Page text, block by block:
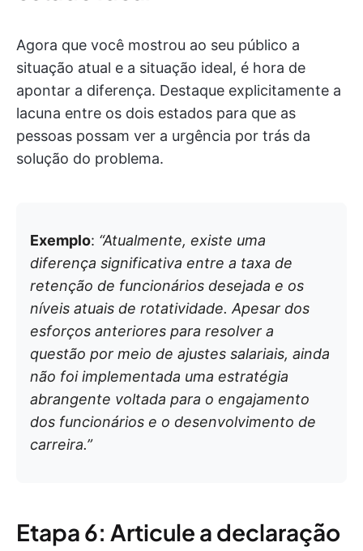
Agora que você mostrou ao seu público a
situação atual e a situação ideal, é hora de
apontar a diferença. Destaque explicitamente a
lacuna entre os dois estados para que as
pessoas possam ver a urgência por trás da
solução do problema.
Exemplo: “Atualmente, existe uma
diferença significativa entre a taxa de
retenção de funcionários desejada e os
níveis atuais de rotatividade. Apesar dos
esforços anteriores para resolver a
questão por meio de ajustes salariais, ainda
não foi implementada uma estratégia
abrangente voltada para o engajamento
dos funcionários e o desenvolvimento de
carreira.”
Etapa 6: Articule a declaração